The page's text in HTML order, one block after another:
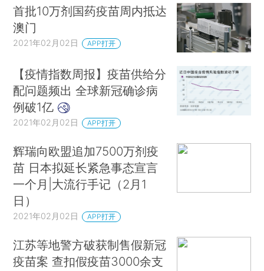
首批10万剂国药疫苗周内抵达
澳门
2021年02月02日 APP打开
【疫情指数周报】疫苗供给分
配问题频出 全球新冠确诊病
例破1亿
2021年02月02日 APP打开
辉瑞向欧盟追加7500万剂疫
苗 日本拟延长紧急事态宣言
一个月|大流行手记（2月1
日）
2021年02月02日 APP打开
江苏等地警方破获制售假新冠
疫苗案 查扣假疫苗3000余支